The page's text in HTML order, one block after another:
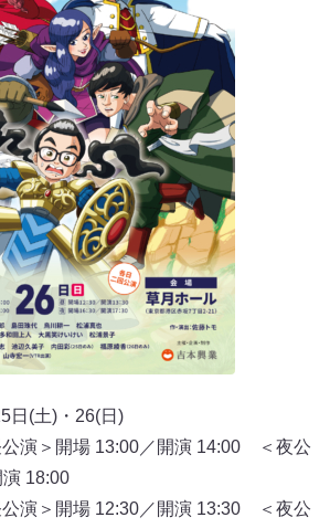
日(土)・26(日)
演＞開場 13:00／開演 14:00 ＜夜公
18:00
演＞開場 12:30／開演 13:30 ＜夜公